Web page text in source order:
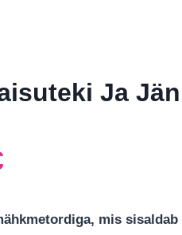
Ja
mis sisaldab